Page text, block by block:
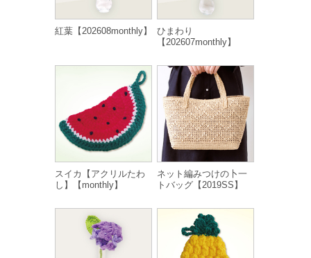
紅葉【202608monthly】
ひまわり
【202607monthly】
スイカ【アクリルたわ
し】【monthly】
ネット編みつけの卜一
トバッグ【2019SS】